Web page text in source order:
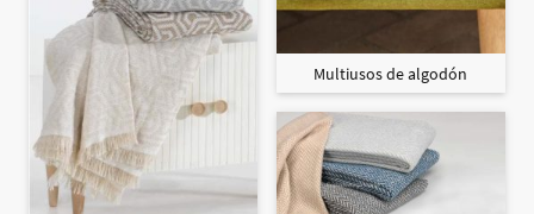
Multiusos de algodón